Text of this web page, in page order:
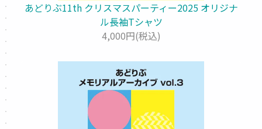
あどりぶ11th クリスマスパーティー2025 オリジナ
ル長袖Tシャツ
4,000円(税込)